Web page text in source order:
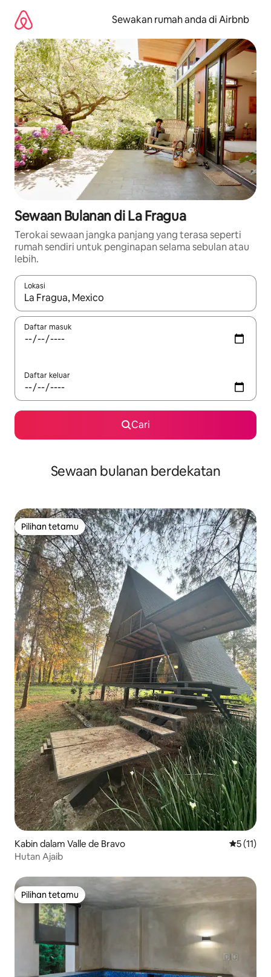
kandungan
Sewakan rumah anda di Airbnb
Sewaan Bulanan di La Fragua
Terokai sewaan jangka panjang yang terasa seperti
rumah sendiri untuk penginapan selama sebulan atau
lebih.
Lokasi
Apabila hasil tersedia, navigasi dengan kekunci anak panah
Daftar masuk
Daftar keluar
Cari
Sewaan bulanan berdekatan
Pilihan tetamu
Pilihan tetamu
Kabin dalam Valle de Bravo
5 (11)
Hutan Ajaib
Pilihan tetamu
Pilihan tetamu